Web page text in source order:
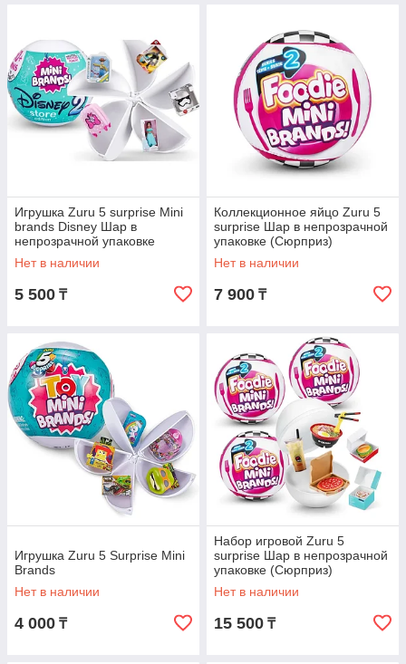
Игрушка Zuru 5 surprise Mini
brands Disney Шар в
непрозрачной упаковке
(Сюрприз)
Нет в наличии
5 500 ₸
Коллекционное яйцо Zuru 5
surprise Шар в непрозрачной
упаковке (Сюрприз)
Нет в наличии
7 900 ₸
Игрушка Zuru 5 Surprise Mini
Brands
Нет в наличии
4 000 ₸
Набор игровой Zuru 5
surprise Шар в непрозрачной
упаковке (Сюрприз)
Нет в наличии
15 500 ₸